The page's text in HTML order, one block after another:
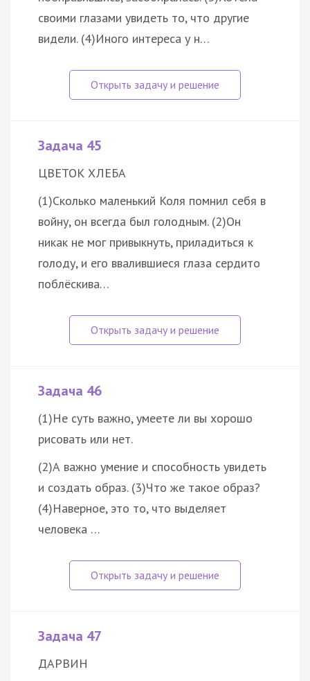
своими глазами увидеть то, что другие
видели. (4)Иного интереса у н…
Задача 45
ЦВЕТОК ХЛЕБА
(1)Сколько маленький Коля помнил себя в
войну, он всегда был голодным. (2)Он
никак не мог привыкнуть, приладиться к
голоду, и его ввалившиеся глаза сердито
поблёскива…
Задача 46
(1)Не суть важно, умеете ли вы хорошо
рисовать или нет.
(2)А важно умение и способность увидеть
и создать образ. (3)Что же такое образ?
(4)Наверное, это то, что выделяет
человека …
Задача 47
ДАРВИН